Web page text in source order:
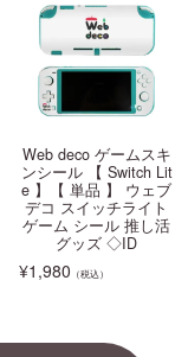
Web deco ゲームスキ
ンシール 【 Switch Lit
e 】【 単品 】 ウェブ
デコ スイッチライト
ゲーム シール 推し活
グッズ ◇ID
¥1,980 （税込）